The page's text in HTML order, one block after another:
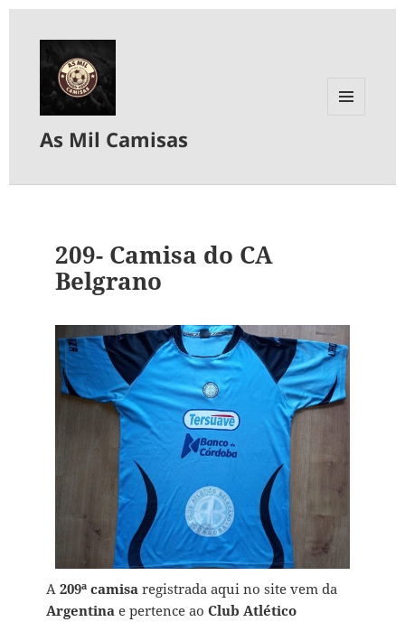
As Mil Camisas
209- Camisa do CA
Belgrano
A209ª camisa registrada aqui no site vem da
Argentina e pertence aoClub Atlético